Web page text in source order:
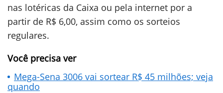
nas lotéricas da Caixa ou pela internet por a
partir de R$ 6,00, assim como os sorteios
regulares.
Você precisa ver
Mega-Sena 3006 vai sortear R$ 45 milhões; veja
quando